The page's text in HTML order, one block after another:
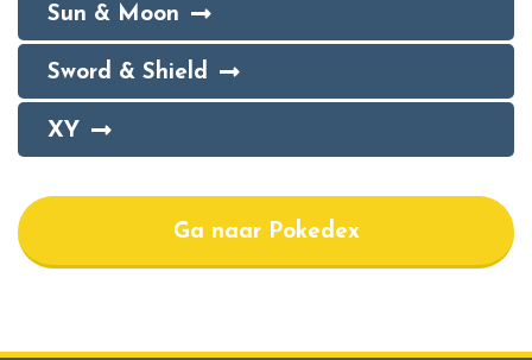
Sun & Moon
Sword & Shield
XY
Ga naar Pokedex